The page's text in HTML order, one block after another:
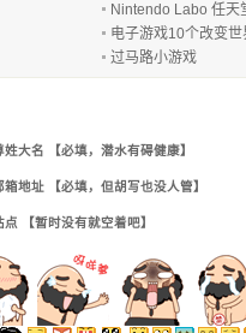
Nintendo Labo 任天
电子游戏10个改变
过马路小游戏
姓大名 【必填，潜水有碍健康】
箱地址 【必填，但胡写也没人管】
点 【暂时没有就空着吧】